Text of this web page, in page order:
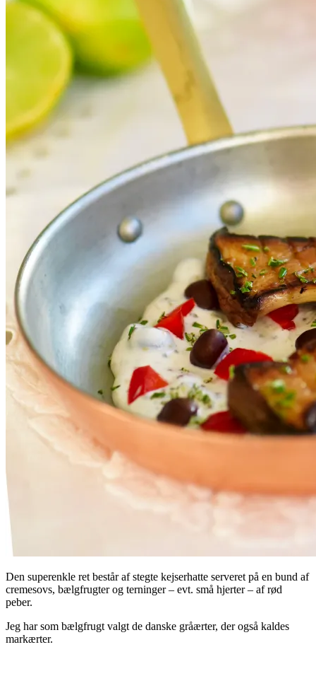
Den superenkle ret består af stegte kejserhatte serveret på en bund af
cremesovs, bælgfrugter og terninger – evt. små hjerter – af rød
peber.
Jeg har som bælgfrugt valgt de danske gråærter, der også kaldes
markærter.